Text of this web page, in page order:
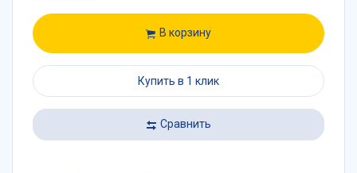
В корзину
Купить в 1 клик
Сравнить